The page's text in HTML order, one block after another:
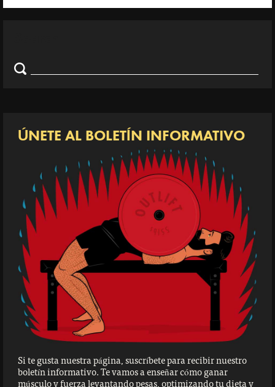
ÚNETE AL BOLETÍN INFORMATIVO
Si te gusta nuestra página, suscríbete para recibir nuestro
boletín informativo. Te vamos a enseñar cómo ganar
músculo y fuerza levantando pesas, optimizando tu dieta y